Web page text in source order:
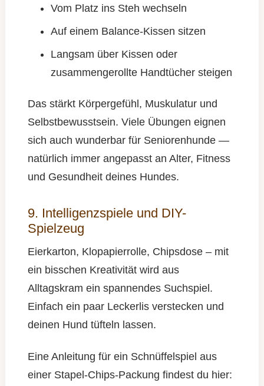
Vom Platz ins Steh wechseln
Auf einem Balance-Kissen sitzen
Langsam über Kissen oder
zusammengerollte Handtücher steigen
Das stärkt Körpergefühl, Muskulatur und
Selbstbewusstsein. Viele Übungen eignen
sich auch wunderbar für Seniorenhunde —
natürlich immer angepasst an Alter, Fitness
und Gesundheit deines Hundes.
9. Intelligenzspiele und DIY-
Spielzeug
Eierkarton, Klopapierrolle, Chipsdose – mit
ein bisschen Kreativität wird aus
Alltagskram ein spannendes Suchspiel.
Einfach ein paar Leckerlis verstecken und
deinen Hund tüfteln lassen.
Eine Anleitung für ein Schnüffelspiel aus
einer Stapel-Chips-Packung findest du hier: